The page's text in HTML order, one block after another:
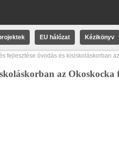
EU hálózat Kézikönyv
fejlesztése óvodás és kisiskoláskorban
az Okoskocka